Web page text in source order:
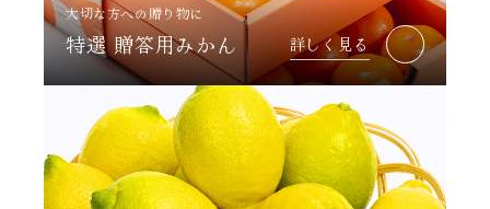
大切な方への贈り物に
特選 贈答用みかん 詳しく見る